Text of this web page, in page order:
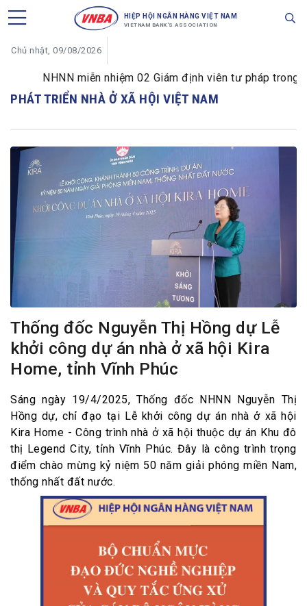
HIỆP HỘI NGÂN HÀNG VIỆT NAM
VIETNAM BANK'S ASSOCIATION
Chủ nhật, 09/08/2026
NHNN miễn nhiệm 02 Giám định viên tư pháp trong
PHÁT TRIỂN NHÀ Ở XÃ HỘI VIỆT NAM
Thống đốc Nguyễn Thị Hồng dự Lễ
khởi công dự án nhà ở xã hội Kira
Home, tỉnh Vĩnh Phúc
Sáng ngày 19/4/2025, Thống đốc NHNN Nguyễn Thị
Hồng dự, chỉ đạo tại Lễ khởi công dự án nhà ở xã hội
Kira Home - Công trình nhà ở xã hội thuộc dự án Khu đô
thị Legend City, tỉnh Vĩnh Phúc. Đây là công trình trọng
điểm chào mừng kỷ niệm 50 năm giải phóng miền Nam,
thống nhất đất nước.